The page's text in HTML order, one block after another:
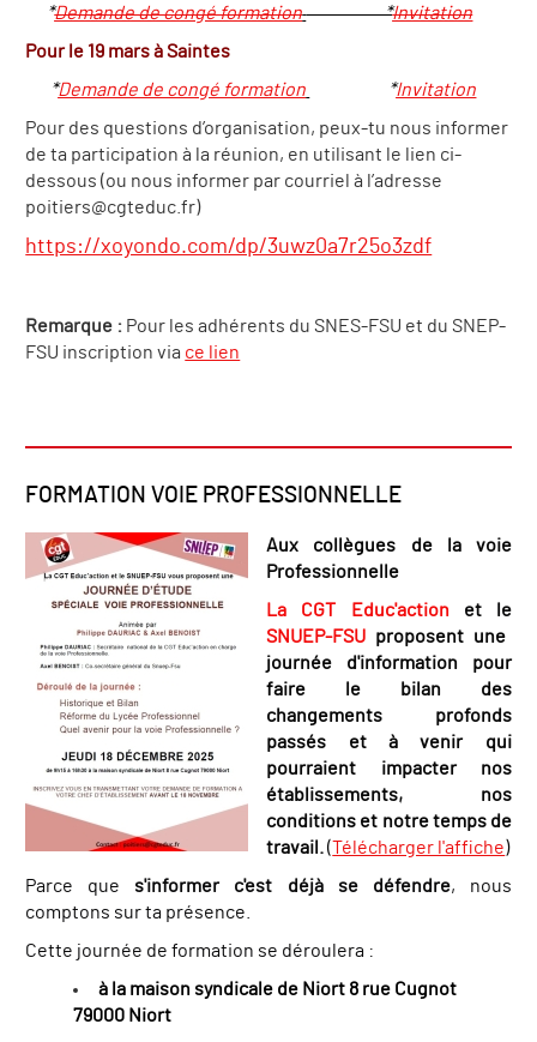
*Demande de congé formation*Invitation
Pour le 19 mars à Saintes
*Demande de congé formation *Invitation
Pour des questions d’organisation, peux-tu nous informer
de ta participation à la réunion, en utilisant le lien ci-
dessous (ou nous informer par courriel à l’adresse
poitiers@cgteduc.fr)
https://xoyondo.com/dp/3uwz0a7r25o3zdf
Remarque : Pour les adhérents du SNES-FSU et du SNEP-
FSU inscription via ce lien
FORMATION VOIE PROFESSIONNELLE
Aux collègues de la voie
Professionnelle
La CGT Educ'action et le
SNUEP-FSU proposent une
journée d'information pour
faire le bilan des
changements profonds
passés et à venir qui
pourraient impacter nos
établissements, nos
conditions et notre temps de
travail.(Télécharger l'affiche)
Parce que s'informer c'est déjà se défendre, nous
comptons sur ta présence.
Cette journée de formation se déroulera :
à la maison syndicale de Niort 8 rue Cugnot
79000 Niort